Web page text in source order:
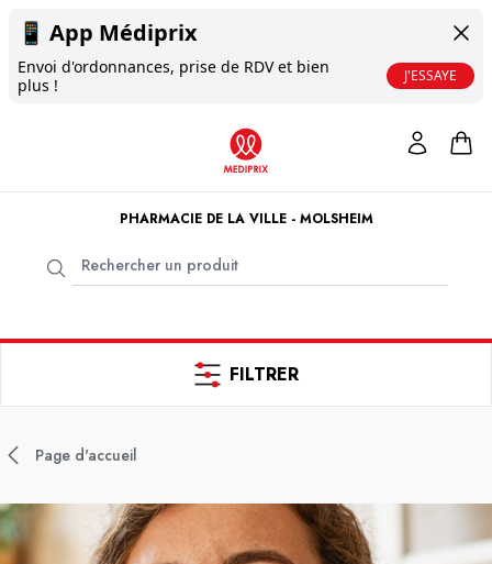
📱 App Médiprix
Envoi d'ordonnances, prise de RDV et bien
plus !
J'ESSAYE
PHARMACIE DE LA VILLE - MOLSHEIM
FILTRER
Page d'accueil